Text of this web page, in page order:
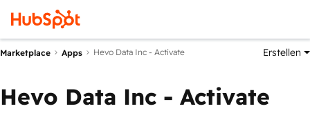
Marketplace Apps Hevo Data Inc - Activate Erstellen
Hevo Data Inc - Activate